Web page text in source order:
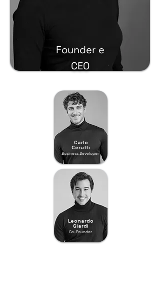
Founder e
CEO
Carlo
Cerutti
Business Developer
Leonardo
Giardi
Co-Founder